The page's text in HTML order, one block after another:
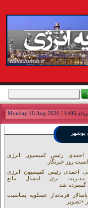
بوشهر
احمدی رئیس کمیسیون انرژی
روز خبرنگار
احمدی رئیس کمیسیون انرژی
برق امسال مانع
شد
پاسالار فرماندار عسلویه بمناسبت
+تصویر